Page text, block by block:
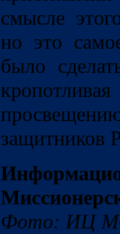
смысле
но это
было
защитников
Фото: ИЦ